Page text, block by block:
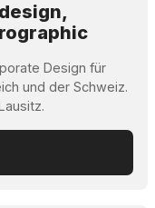
Design für
und der Schweiz.